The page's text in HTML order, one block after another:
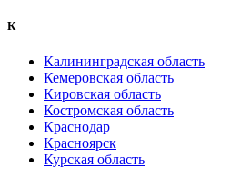
К
Калининградская область
Кемеровская область
Кировская область
Костромская область
Краснодар
Красноярск
Курская область